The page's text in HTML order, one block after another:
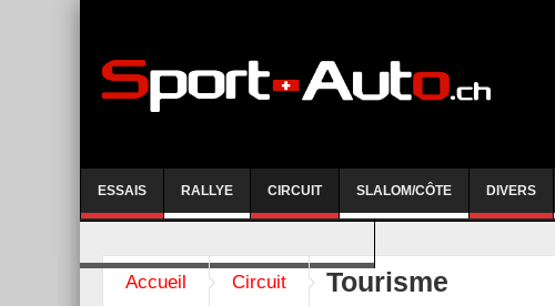
ESSAIS RALLYE CIRCUIT SLALOM/CÔTE DIVERS
Accueil Circuit Tourisme